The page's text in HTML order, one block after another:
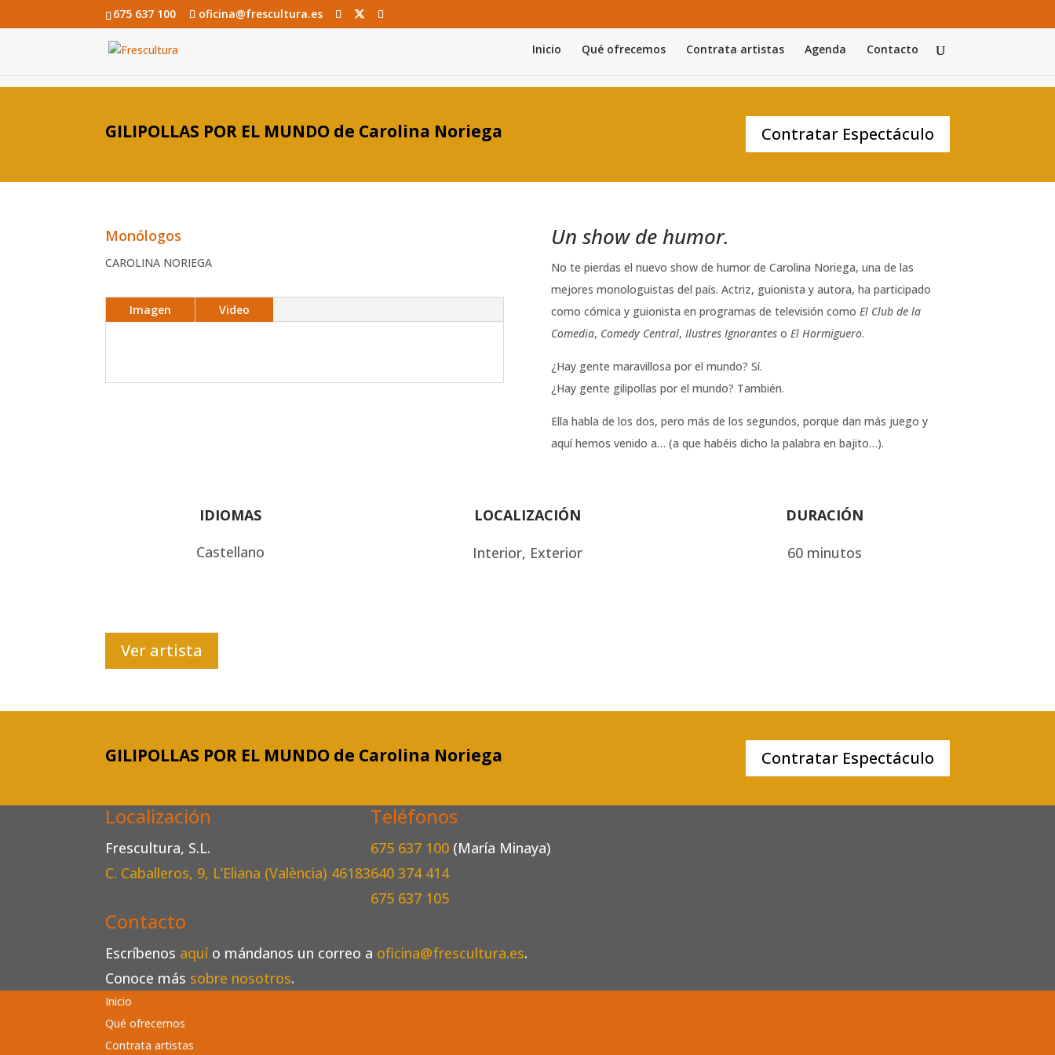
675 637 100 oficina@frescultura.es
Inicio Qué ofrecemos Contrata artistas Agenda Contacto
GILIPOLLAS POR EL MUNDO de Carolina Noriega Contratar Espectáculo
Monólogos
CAROLINA NORIEGA
Imagen Video
Un show de humor.
No te pierdas el nuevo show de humor de Carolina Noriega, una de las
mejores monologuistas del país. Actriz, guionista y autora, ha participado
como cómica y guionista en programas de televisión como El Club de la
Comedia, Comedy Central, Ilustres Ignoranteso El Hormiguero.
¿Hay gente maravillosa por el mundo? Sí.
¿Hay gente gilipollas por el mundo? También.
Ella habla de los dos, pero más de los segundos, porque dan más juego y
aquí hemos venido a… (a que habéis dicho la palabra en bajito…).
IDIOMAS
Castellano
LOCALIZACIÓN
Interior, Exterior
DURACIÓN
60 minutos
Ver artista
GILIPOLLAS POR EL MUNDO de Carolina Noriega Contratar Espectáculo
Localización
Frescultura, S.L.
C. Caballeros, 9, L’Eliana (València) 46183
Teléfonos
675 637 100 (María Minaya)
640 374 414
675 637 105
Contacto
Escríbenos aquío mándanos un correo a oficina@frescultura.es.
Conoce más sobre nosotros.
Inicio
Qué ofrecemos
Contrata artistas